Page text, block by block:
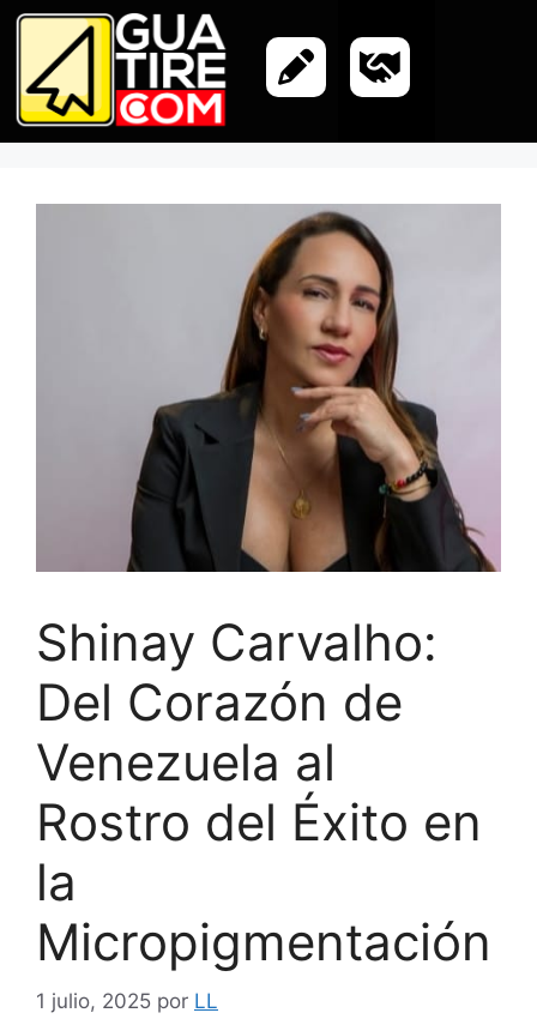
Shinay Carvalho:
Del Corazón de
Venezuela al
Rostro del Éxito en
la
Micropigmentación
1 julio, 2025 por LL